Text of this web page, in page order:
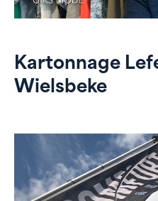
Kartonnage
Wielsbeke